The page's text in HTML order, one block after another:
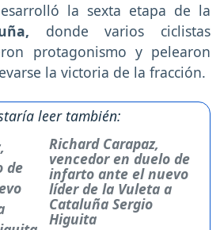
la sexta etapa de la
donde varios ciclistas
protagonismo y pelearon
la victoria de la fracción.
leer también:
Richard Carapaz,
vencedor en duelo de
infarto ante el nuevo
líder de la Vuleta a
Cataluña Sergio
Higuita